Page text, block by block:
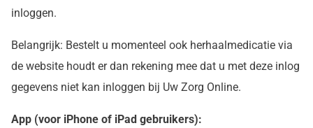
inloggen.
Belangrijk: Bestelt u momenteel ook herhaalmedicatie via
de website houdt er dan rekening mee dat u met deze inlog
gegevens niet kan inloggen bij Uw Zorg Online.
App (voor iPhone of iPad gebruikers):